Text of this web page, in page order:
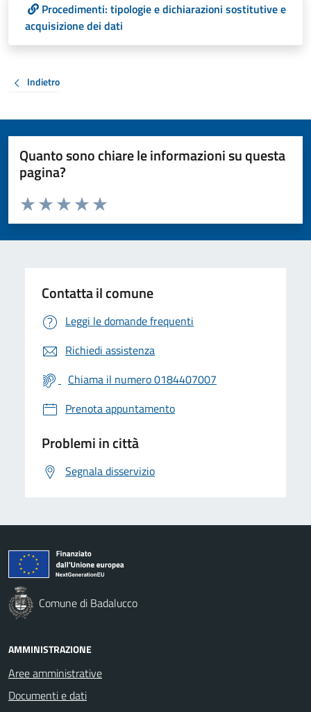
Procedimenti: tipologie e dichiarazioni sostitutive e
acquisizione dei dati
Indietro
Quanto sono chiare le informazioni su questa
pagina?
Valuta da 1 a 5 stelle la pagina
Valuta 5 stelle su 5
Valuta 4 stelle su 5
Valuta 3 stelle su 5
Valuta 2 stelle su 5
Valuta 1 stelle su 5
Contatta il comune
Leggi le domande frequenti
Richiedi assistenza
Chiama il numero 0184407007
Prenota appuntamento
Problemi in città
Segnala disservizio
Comune di Badalucco
AMMINISTRAZIONE
Aree amministrative
Documenti e dati